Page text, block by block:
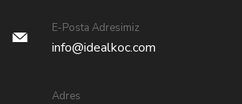
E-Posta Adresimiz
info@idealkoc.com
Adres